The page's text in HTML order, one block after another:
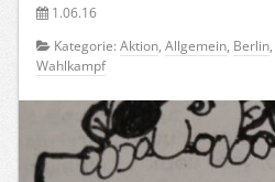
1.06.16
Kategorie: Aktion, Allgemein, Berlin,
Wahlkampf